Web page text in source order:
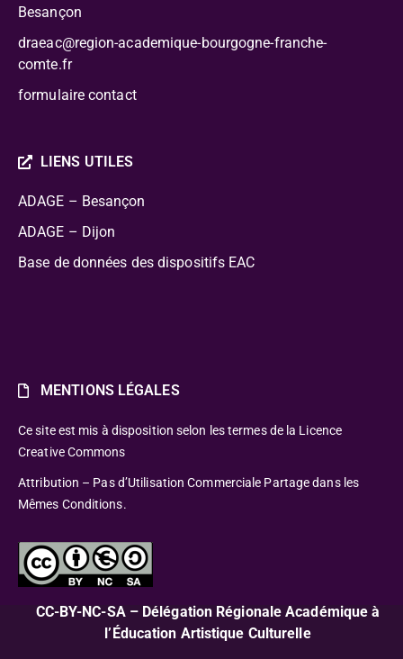
Besançon
draeac@region-academique-bourgogne-franche-
comte.fr
formulaire contact
LIENS UTILES
ADAGE – Besançon
ADAGE – Dijon
Base de données des dispositifs EAC
MENTIONS LÉGALES
Ce site est mis à disposition selon les termes de la Licence
Creative Commons
Attribution – Pas d’Utilisation Commerciale Partage dans les
Mêmes Conditions.
CC-BY-NC-SA – Délégation Régionale Académique à
l’Éducation Artistique Culturelle